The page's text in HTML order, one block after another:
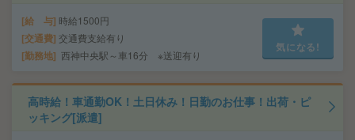
給 与 時給1500円
交通費 交通費支給有り
勤務地 西神中央駅～車16分 ※送迎有り
気になる!
高時給！車通勤OK！土日休み！日勤のお仕事！出荷・ピ
ッキング[派遣]